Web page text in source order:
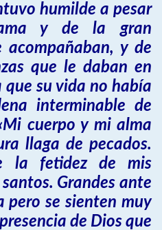
humilde a pesar
y de la gran
y de
que le daban en
su vida no había
interminable de
cuerpo y mi alma
llaga de pecados.
la fetidez de mis
Grandes ante
pero se sienten muy
de Dios que